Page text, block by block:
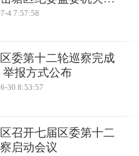
一”主题党日活动
4 7:57:58
委第十二轮巡察完成
举报方式公布
30 8:53:57
召开七届区委第十二
启动会议